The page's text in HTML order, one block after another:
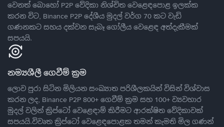
වෙනත් බොහෝ P2P වේදිකා නිශ්චිත වෙළෙඳපොළ ඉලක්ක
කරන විට, Binance P2P දේශීය මුදල් වර්ග 70 කට වැඩි
ගණනකට සහය දක්වන සැබෑ ගෝලීය වෙළෙඳ අත්දැකීමක්
සපයයි.
නම්‍යශීලී ගෙවීම් ක්‍රම
ලොව පුරා සිටින මිලියන සංඛ්‍යාත පරිශීලකයින් විසින් විශ්වාස
කරන ලද, Binance P2P 800+ ගෙවීම් ක්‍රම සහ 100+ ව්‍යවහාර
මුදල් වලින් ක්‍රිප්ටෝ වෙළෙඳාම් කිරීමට ආරක්ෂිත වේදිකාවක්
සපයයි.විවෘත ක්‍රිප්ටෝ වෙළෙඳපොළක තමන් කැමති මිල ගණන්